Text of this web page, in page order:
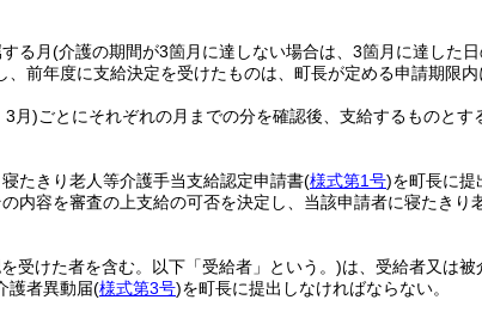
る月(介護の期間が3箇月に達しない場合は、3箇月に達した
、前年度に支給決定を受けたものは、町長が定める申請期限
3月)ごとにそれぞれの月までの分を確認後、支給するものとす
たきり老人等介護手当支給認定申請書(様式第1号)を町長に提
内容を審査の上支給の可否を決定し、当該申請者に寝たきり
受けた者を含む。以下「受給者」という。)は、受給者又は被
護者異動届(様式第3号)を町長に提出しなければならない。